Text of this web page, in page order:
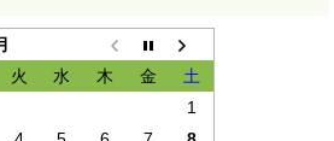
火 水 木 金
土
1